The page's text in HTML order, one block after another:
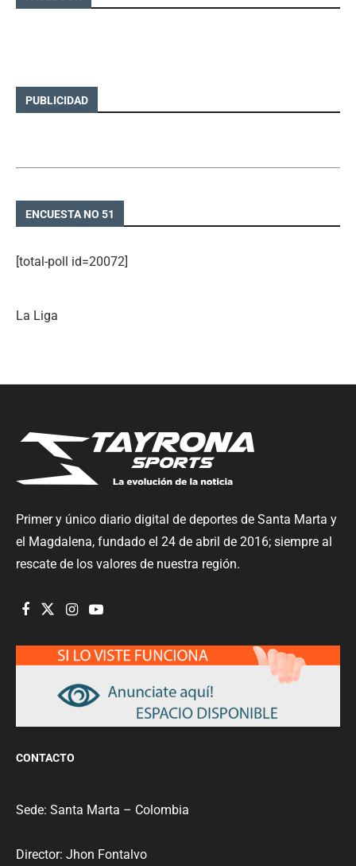
PUBLICIDAD
ENCUESTA NO 51
[total-poll id=20072]
La Liga
Primer y único diario digital de deportes de Santa Marta y
el Magdalena, fundado el 24 de abril de 2016; siempre al
rescate de los valores de nuestra región.
CONTACTO
Sede: Santa Marta – Colombia
Director: Jhon Fontalvo